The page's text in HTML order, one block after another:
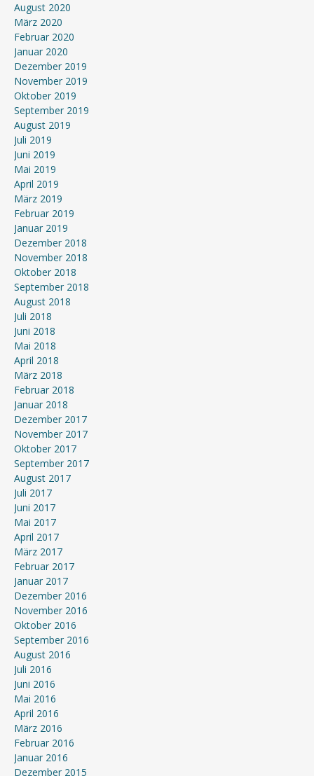
August 2020
März 2020
Februar 2020
Januar 2020
Dezember 2019
November 2019
Oktober 2019
September 2019
August 2019
Juli 2019
Juni 2019
Mai 2019
April 2019
März 2019
Februar 2019
Januar 2019
Dezember 2018
November 2018
Oktober 2018
September 2018
August 2018
Juli 2018
Juni 2018
Mai 2018
April 2018
März 2018
Februar 2018
Januar 2018
Dezember 2017
November 2017
Oktober 2017
September 2017
August 2017
Juli 2017
Juni 2017
Mai 2017
April 2017
März 2017
Februar 2017
Januar 2017
Dezember 2016
November 2016
Oktober 2016
September 2016
August 2016
Juli 2016
Juni 2016
Mai 2016
April 2016
März 2016
Februar 2016
Januar 2016
Dezember 2015